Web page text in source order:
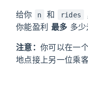
给你 n 和 rides
你能盈利 最多 多少
注意： 你可以在一
地点接上另一位乘客